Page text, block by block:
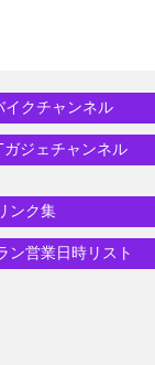
イクチャンネル
ジェチャンネル
ンク集
ン営業日時リスト